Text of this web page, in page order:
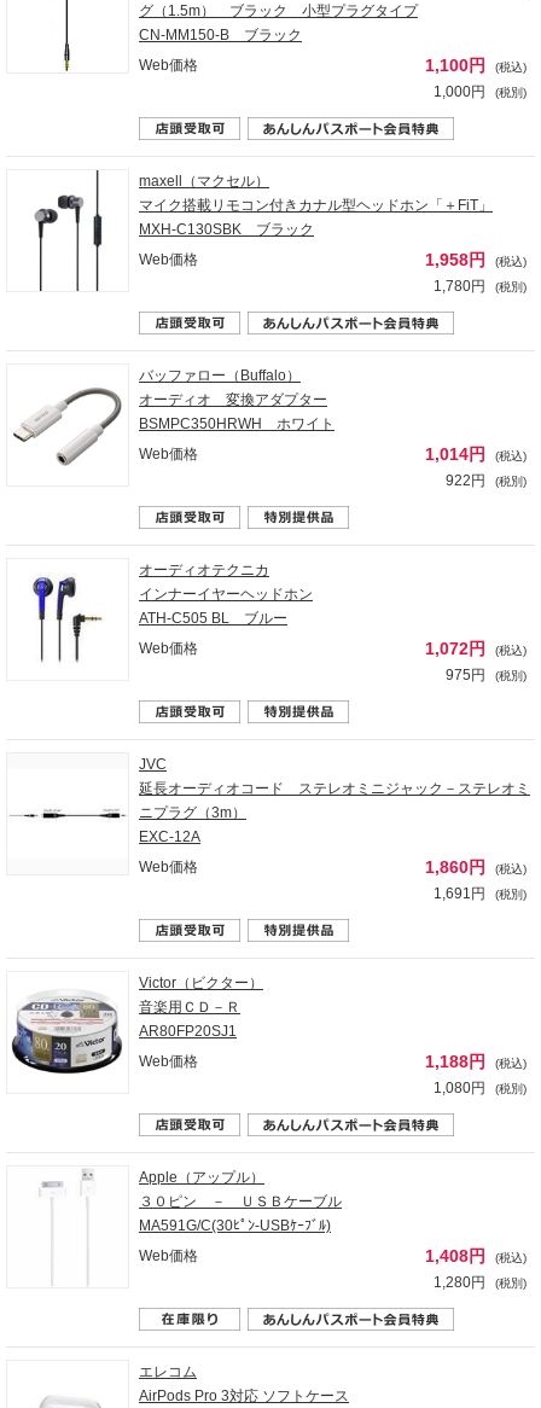
グ（1.5m） ブラック 小型プラグタイプ
CN-MM150-B ブラック
Web価格
1,100円 (税込)
1,000円 (税別)
maxell（マクセル）
マイク搭載リモコン付きカナル型ヘッドホン「＋FiT」
MXH-C130SBK ブラック
Web価格
1,958円 (税込)
1,780円 (税別)
バッファロー（Buffalo）
オーディオ 変換アダプター
BSMPC350HRWH ホワイト
Web価格
1,014円 (税込)
922円 (税別)
オーディオテクニカ
インナーイヤーヘッドホン
ATH-C505 BL ブルー
Web価格
1,072円 (税込)
975円 (税別)
JVC
延長オーディオコード ステレオミニジャック－ステレオミ
ニプラグ（3m）
EXC-12A
Web価格
1,860円 (税込)
1,691円 (税別)
Victor（ビクター）
音楽用ＣＤ－Ｒ
AR80FP20SJ1
Web価格
1,188円 (税込)
1,080円 (税別)
Apple（アップル）
３０ピン － ＵＳＢケーブル
MA591G/C(30ﾋﾟﾝ-USBｹｰﾌﾞﾙ)
Web価格
1,408円 (税込)
1,280円 (税別)
エレコム
AirPods Pro 3対応 ソフトケース